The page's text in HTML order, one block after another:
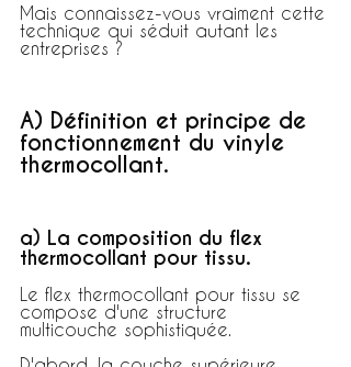
Mais connaissez-vous vraiment cette
technique qui séduit autant les
entreprises ?
A) Définition et principe de
fonctionnement du vinyle
thermocollant.
a) La composition du flex
thermocollant pour tissu.
Le flex thermocollant pour tissu se
compose d'une structure
multicouche sophistiquée.